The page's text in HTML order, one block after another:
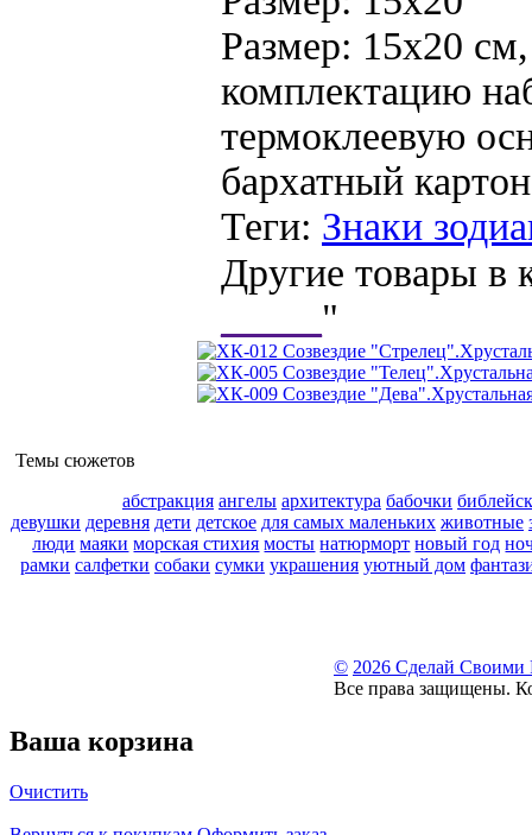
Размер: 15х20
комплектацию
термоклеевую
бархатный
Теги: Знаки
Другие товары в
"
Темы сюжетов
абстракция ангелы архитектура бабочки
девушки деревня дети детское для самых маленьких животные
люди маяки морская стихия мосты натюрморт новый год
рамки салфетки собаки сумки украшения уютный дом
© 2026 Сделай Своими
Все права защищены.
Ваша корзина
Очистить